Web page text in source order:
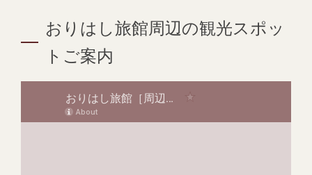
おりはし旅館周辺の観光スポッ
トご案内